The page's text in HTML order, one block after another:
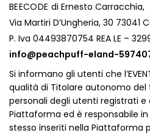
BEECODE di Ernesto Carracchia,
Via Martiri D’Ungheria, 30 73041
P. Iva 04493870754 REA LE –
info@peachpuff-eland-
Si informano gli utenti che
qualità di Titolare autonomo
personali degli utenti registrati
Piattaforma ed è responsabile
stesso inseriti nella Piattaforma